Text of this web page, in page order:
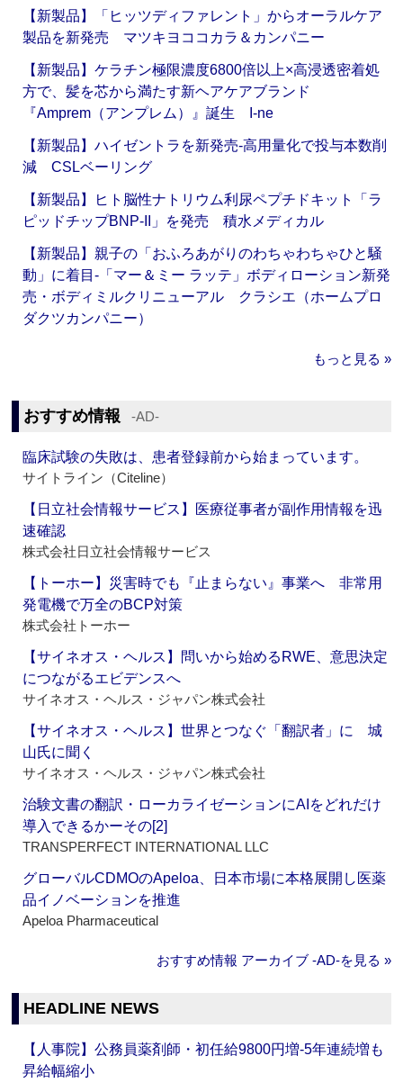
【新製品】「ヒッツディファレント」からオーラルケア
製品を新発売 マツキヨココカラ＆カンパニー
【新製品】ケラチン極限濃度6800倍以上×高浸透密着処
方で、髪を芯から満たす新ヘアケアブランド
『Amprem（アンプレム）』誕生 I-ne
【新製品】ハイゼントラを新発売‐高用量化で投与本数削
減 CSLベーリング
【新製品】ヒト脳性ナトリウム利尿ペプチドキット「ラ
ピッドチップBNP-II」を発売 積水メディカル
【新製品】親子の「おふろあがりのわちゃわちゃひと騒
動」に着目‐「マー＆ミー ラッテ」ボディローション新発
売・ボディミルクリニューアル クラシエ（ホームプロ
ダクツカンパニー）
もっと見る »
おすすめ情報 ‐AD‐
臨床試験の失敗は、患者登録前から始まっています。
サイトライン（Citeline）
【日立社会情報サービス】医療従事者が副作用情報を迅
速確認
株式会社日立社会情報サービス
【トーホー】災害時でも『止まらない』事業へ 非常用
発電機で万全のBCP対策
株式会社トーホー
【サイネオス・ヘルス】問いから始めるRWE、意思決定
につながるエビデンスへ
サイネオス・ヘルス・ジャパン株式会社
【サイネオス・ヘルス】世界とつなぐ「翻訳者」に 城
山氏に聞く
サイネオス・ヘルス・ジャパン株式会社
治験文書の翻訳・ローカライゼーションにAIをどれだけ
導入できるかーその[2]
TRANSPERFECT INTERNATIONAL LLC
グローバルCDMOのApeloa、日本市場に本格展開し医薬
品イノベーションを推進
Apeloa Pharmaceutical
おすすめ情報 アーカイブ ‐AD‐を見る »
HEADLINE NEWS
【人事院】公務員薬剤師・初任給9800円増‐5年連続増も
昇給幅縮小